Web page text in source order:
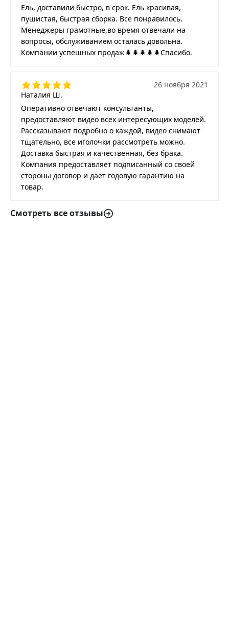
Ель, доставили быстро, в срок. Ель красивая,
пушистая, быстрая сборка. Все понравилось.
Менеджеры грамотные,во время отвечали на
вопросы, обслуживанием осталась довольна.
Компании успешных продаж🌲🌲🌲🌲🌲Спасибо.
Наталия Ш.
26 ноября 2021
Оперативно отвечают консультанты,
предоставляют видео всех интересующих моделей.
Рассказывают подробно о каждой, видео снимают
тщательно, все иголочки рассмотреть можно.
Доставка быстрая и качественная, без брака.
Компания предоставляет подписанный со своей
стороны договор и дает годовую гарантию на
товар.
Смотреть все отзывы